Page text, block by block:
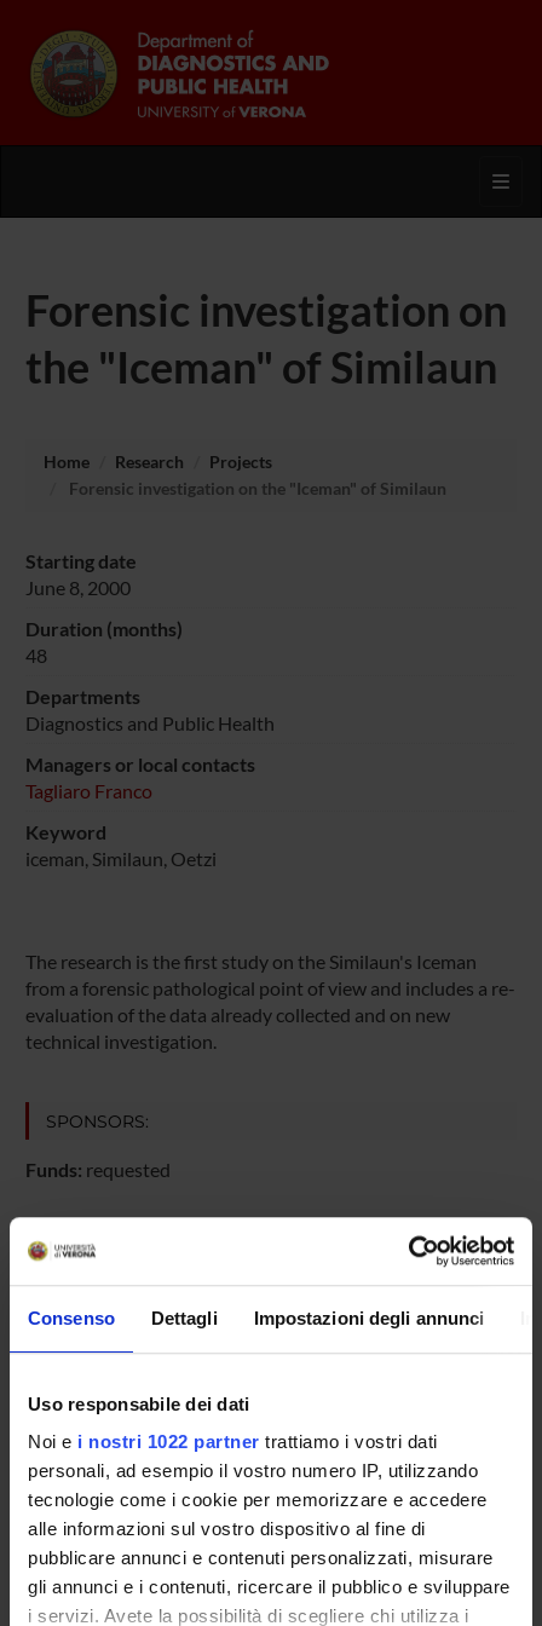
Consenso Dettagli Impostazioni degli annunci
Uso responsabile dei dati
Noi e i nostri 1022 partner trattiamo i vostri dati
personali, ad esempio il vostro numero IP, utilizzando
tecnologie come i cookie per memorizzare e accedere
alle informazioni sul vostro dispositivo al fine di
pubblicare annunci e contenuti personalizzati, misurare
gli annunci e i contenuti, ricercare il pubblico e sviluppare
i servizi. Avete la possibilità di scegliere chi utilizza i
Forensic investigation on
the "Iceman" of Similaun
Home Research
Projects
Forensic investigation on the "Iceman" of Similaun
Starting date
June 8, 2000
Duration (months)
48
Departments
Diagnostics and Public Health
Managers or local contacts
Tagliaro Franco
Keyword
iceman, Similaun, Oetzi
The research is the first study on the Similaun's Iceman
from a forensic pathological point of view and includes a re-
evaluation of the data already collected and on new
technical investigation.
SPONSORS:
Funds: requested
Federica Bortolotti
Full Professor
Franco Tagliaro
SECTIONS
Section of Legal and Occupational Medicine